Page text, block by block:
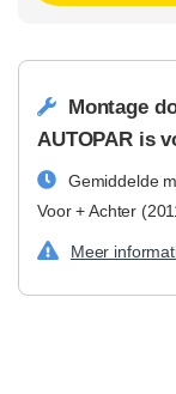
Montage
AUTOPAR is
Gemiddelde
Voor + Achter
Meer